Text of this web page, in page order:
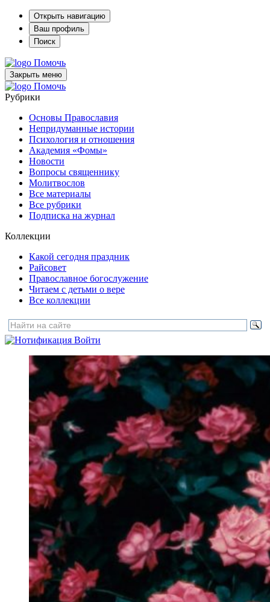
Открыть навигацию
Ваш профиль
Поиск
Помочь
Закрыть меню
Помочь
Рубрики
Основы Православия
Непридуманные истории
Психология и отношения
Академия «Фомы»
Новости
Вопросы священнику
Молитвослов
Все материалы
Все рубрики
Подписка на журнал
Коллекции
Какой сегодня праздник
Райсовет
Православное богослужение
Читаем с детьми о вере
Все коллекции
Войти